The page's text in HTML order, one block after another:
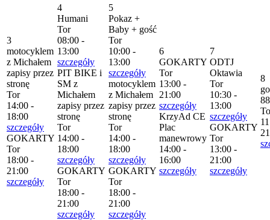
3
motocyklem
z Michałem
zapisy przez
stronę
Tor
14:00 -
18:00
szczegóły
GOKARTY
Tor
18:00 -
21:00
szczegóły
4
Humani
Tor
08:00 -
13:00
szczegóły
PIT BIKE i
SM z
Michałem
zapisy przez
stronę
Tor
14:00 -
18:00
szczegóły
GOKARTY
Tor
18:00 -
21:00
szczegóły
5
Pokaz +
Baby + gość
Tor
10:00 -
13:00
szczegóły
motocyklem
z Michałem
zapisy przez
stronę
Tor
14:00 -
18:00
szczegóły
GOKARTY
Tor
18:00 -
21:00
szczegóły
6
GOKARTY
Tor
13:00 -
21:00
szczegóły
KrzyAd CE
Plac
manewrowy
14:00 -
16:00
szczegóły
7
ODTJ
Oktawia
Tor
10:30 -
13:00
szczegóły
GOKARTY
Tor
13:00 -
21:00
szczegóły
8